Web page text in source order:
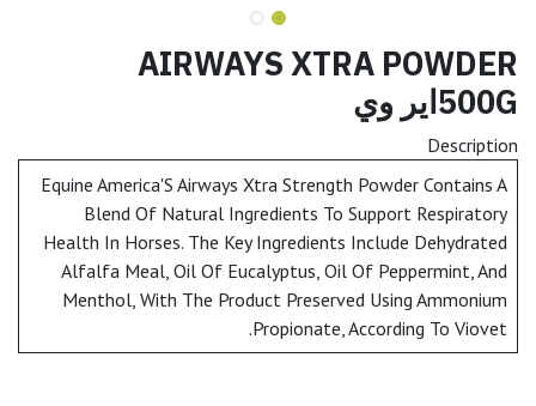
AIRWAYS XTRA POWDER
500Gاير وي
Description
Equine America'S Airways Xtra Strength Powder Contains A
Blend Of Natural Ingredients To Support Respiratory
Health In Horses. The Key Ingredients Include Dehydrated
Alfalfa Meal, Oil Of Eucalyptus, Oil Of Peppermint, And
Menthol, With The Product Preserved Using Ammonium
Propionate, According To Viovet.